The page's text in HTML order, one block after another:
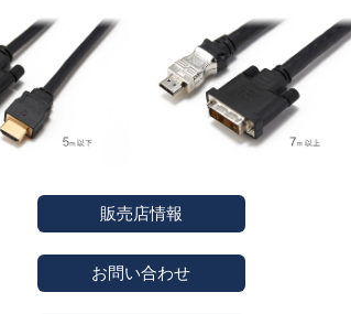
販売店情報
お問い合わせ